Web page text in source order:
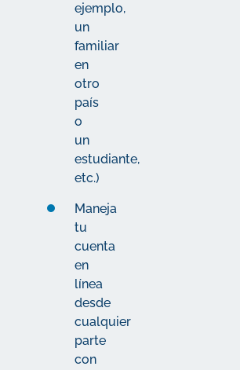
ejemplo,
un
familiar
en
otro
país
o
un
estudiante,
etc.)
Maneja
tu
cuenta
en
línea
desde
cualquier
parte
con